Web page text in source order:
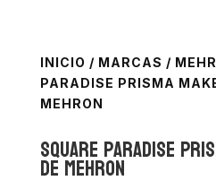
INICIO / MARCAS /
PARADISE PRISMA
MEHRON
Square Paradise
de Mehron